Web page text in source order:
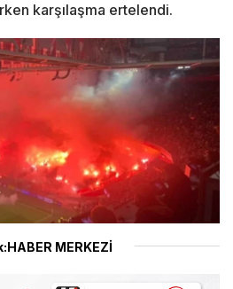
karşılaşma ertelendi.
MERKEZİ